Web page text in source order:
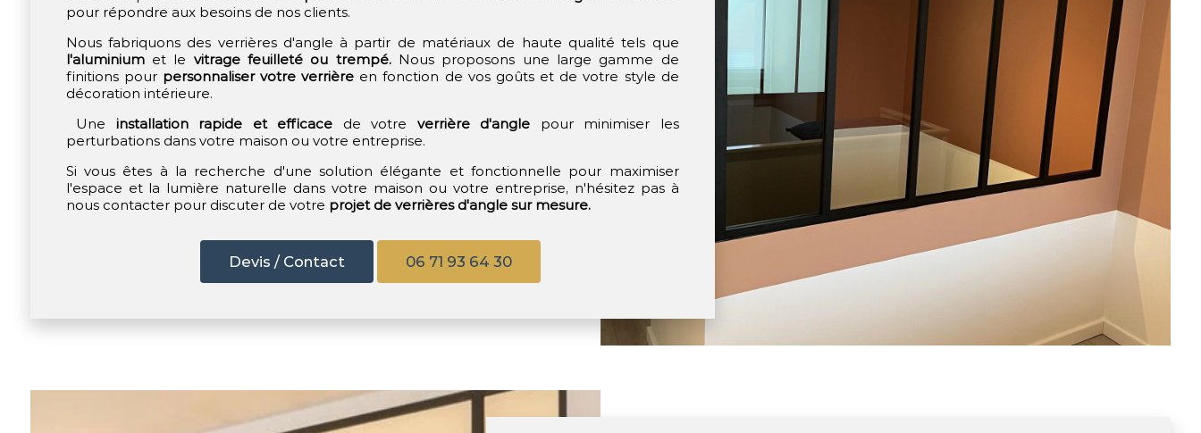
pour répondre aux besoins de nos clients.
Nous fabriquons des verrières d'angle à partir de matériaux de haute qualité tels que
l'aluminiumet le vitrage feuilleté ou trempé.Nous proposons une large gamme de
finitions pour personnaliser votre verrière en fonction de vos goûts et de votre style de
décoration intérieure.
Une installation rapide et efficace de votre verrière d'angle pour minimiser les
perturbations dans votre maison ou votre entreprise.
Si vous êtes à la recherche d'une solution élégante et fonctionnelle pour maximiser
l'espace et la lumière naturelle dans votre maison ou votre entreprise, n'hésitez pas à
nous contacter pour discuter de votre projet de verrières d'angle sur mesure.
Devis / Contact 06 71 93 64 30